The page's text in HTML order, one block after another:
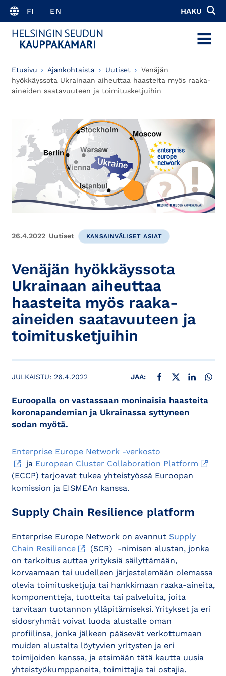
FI EN HAKU
MENU
Etusivu Ajankohtaista Uutiset
Venäjän
hyökkäyssota Ukrainaan aiheuttaa haasteita myös raaka-
aineiden saatavuuteen ja toimitusketjuihin
26.4.2022 Uutiset KANSAINVÄLISET ASIAT
Venäjän hyökkäyssota
Ukrainaan aiheuttaa
haasteita myös raaka-
aineiden saatavuuteen ja
toimitusketjuihin
JULKAISTU: 26.4.2022 JAA: JAA FACEBOOKISSA
JAA X:SSÄ JAA
Euroopalla on vastassaan moninaisia haasteita
koronapandemian ja Ukrainassa syttyneen
sodan myötä.
Enterprise Europe Network -verkosto
jaEuropean Cluster Collaboration Platform
(ECCP) tarjoavat tukea yhteistyössä Euroopan
komission ja EISMEAn kanssa.
Supply Chain Resilience platform
Enterprise Europe Network on avannut Supply
Chain Resilience
(SCR) -nimisen alustan, jonka
on tarkoitus auttaa yrityksiä säilyttämään,
korvaamaan tai uudelleen järjestelemään olemassa
olevia toimitusketjuja tai hankkimaan raaka-aineita,
komponentteja, tuotteita tai palveluita, joita
tarvitaan tuotannon ylläpitämiseksi. Yritykset ja eri
sidosryhmät voivat luoda alustalle oman
profiilinsa, jonka jälkeen pääsevät verkottumaan
muiden alustalta löytyvien yritysten ja eri
toimijoiden kanssa, ja etsimään tätä kautta uusia
yhteistyökumppaneita, toimittajia tai ostajia.